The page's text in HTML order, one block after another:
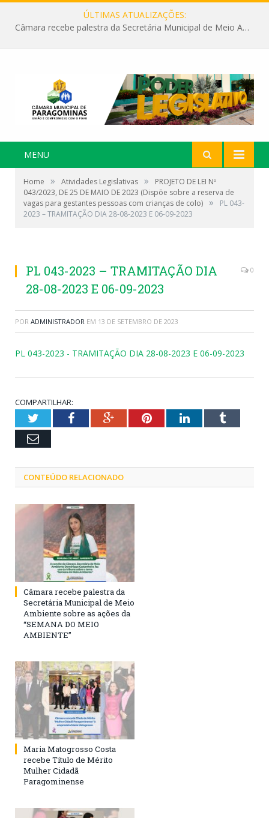
ÚLTIMAS ATUALIZAÇÕES:
Câmara recebe palestra da Secretária Municipal de Meio Ambiente sobre as ações da “SEMANA DO MEIO AMBIENTE”
MENU
Home » Atividades Legislativas »
PROJETO DE LEI Nº
043/2023, DE 25 DE MAIO DE 2023 (Dispõe sobre a reserva de
vagas para gestantes pessoas com crianças de colo) »
PL 043-
2023 – TRAMITAÇÃO DIA 28-08-2023 E 06-09-2023
PL 043-2023 – TRAMITAÇÃO DIA
28-08-2023 E 06-09-2023
0
POR ADMINISTRADOR EM 13 DE SETEMBRO DE 2023
PL 043-2023 - TRAMITAÇÃO DIA 28-08-2023 E 06-09-2023
COMPARTILHAR:
TwitterFacebookGoogle+PinterestLinkedInTumblr
Email
CONTEÚDO RELACIONADO
Câmara recebe palestra da
Secretária Municipal de Meio
Ambiente sobre as ações da
“SEMANA DO MEIO
AMBIENTE”
Maria Matogrosso Costa
recebe Título de Mérito
Mulher Cidadã
Paragominense